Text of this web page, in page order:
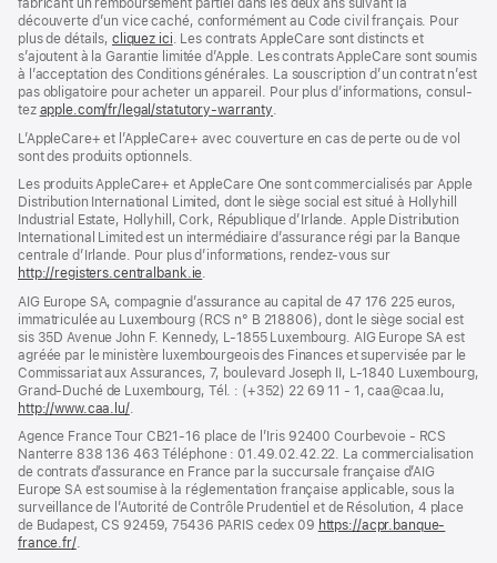
fabricant un rembour­sement partiel dans les deux ans suivant la
découverte d’un vice caché, conformément au Code civil français. Pour
plus de détails, cliquez ici(s’ouvre
dans
une
nouvelle
fenêtre)
. Les contrats AppleCare sont distincts et
s’ajoutent à la Garantie limitée d’Apple. Les contrats AppleCare sont soumis
à l’acceptation des Conditions générales. La souscription d’un contrat n’est
pas obligatoire pour acheter un appa­reil. Pour plus d’infor­mations, consul­
tez apple.com/fr/legal/statutory-warranty(s’ouvre
une
fenêtre)
.
L’AppleCare+ et l’AppleCare+ avec couver­ture en cas de perte ou de vol
sont des pro­duits optionnels.
Les produits AppleCare+ et AppleCare One sont commercialisés par Apple
Distribution International Limited, dont le siège social est situé à Hollyhill
Industrial Estate, Hollyhill, Cork, République d’Irlande. Apple Distribution
International Limited est un intermédiaire d’assurance régi par la Banque
centrale d’Irlande. Pour plus d’informations, rendez-vous sur
http://registers.centralbank.ie(s’ouvre
une
nouvelle
fenêtre)
.
AIG Europe SA, compagnie d’assurance au capital de 47 176 225 euros,
immatriculée au Luxembourg (RCS n° B 218806), dont le siège social est
sis 35D Avenue John F. Kennedy, L-1855 Luxembourg. AIG Europe SA est
agréée par le ministère luxembourgeois des Finances et supervisée par le
Commissariat aux Assurances, 7, boulevard Joseph II, L-1840 Luxembourg,
Grand-Duché de Luxembourg, Tél. : (+352) 22 69 11 - 1, caa@caa.lu,
http://www.caa.lu/(s’ouvre
une
nouvelle
fenêtre)
.
Agence France Tour CB21-16 place de l’Iris 92400 Courbevoie - RCS
Nanterre 838 136 463 Téléphone : 01.49.02.42.22. La commercialisation
de contrats d’assurance en France par la succursale française d’AIG
Europe SA est soumise à la réglementation française applicable, sous la
surveillance de l’Autorité de Contrôle Prudentiel et de Résolution, 4 place
de Budapest, CS 92459, 75436 PARIS cedex 09 https://acpr.banque-
france.fr/(s’ouvre
.